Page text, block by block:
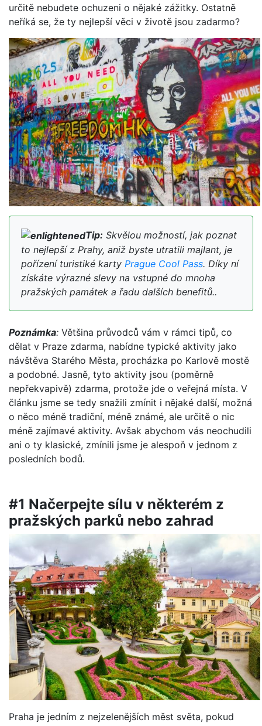
určitě nebudete ochuzeni o nějaké zážitky. Ostatně
neříká se, že ty nejlepší věci v životě jsou zadarmo?
Tip: Skvělou možností, jak poznat
to nejlepší z Prahy, aniž byste utratili majlant, je
pořízení turistiké karty Prague Cool Pass. Díky ní
získáte výrazné slevy na vstupné do mnoha
pražských památek a řadu dalších benefitů..
Poznámka: Většina průvodců vám v rámci tipů, co
dělat v Praze zdarma, nabídne typické aktivity jako
návštěva Starého Města, procházka po Karlově mostě
a podobné. Jasně, tyto aktivity jsou (poměrně
nepřekvapivě) zdarma, protože jde o veřejná místa. V
článku jsme se tedy snažili zmínit i nějaké další, možná
o něco méně tradiční, méně známé, ale určitě o nic
méně zajímavé aktivity. Avšak abychom vás neochudili
ani o ty klasické, zmínili jsme je alespoň v jednom z
posledních bodů.
#1 Načerpejte sílu v některém z
pražských parků nebo zahrad
Praha je jedním z nejzelenějších měst světa, pokud